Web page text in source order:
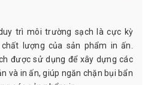
trì môi trường sạch là cực kỳ
lượng của sản phẩm in ấn.
được sử dụng để xây dựng các
và in ấn, giúp ngăn chặn bụi bẩn